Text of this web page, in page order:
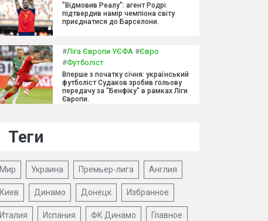
"Відмовив Реалу": агент Родрі
підтвердив намір чемпіона світу
приєднатися до Барселони.
#Ліга Європи УЄФА #Євро
#Футболіст
Вперше з початку січня: український
футболіст Судаков зробив гольову
передачу за "Бенфіку" в рамках Ліги
Європи.
Теги
Мир Украина Премьер-лига Англия
Киев Динамо Донецк Избранное
Италия Испания ФК Динамо Главное